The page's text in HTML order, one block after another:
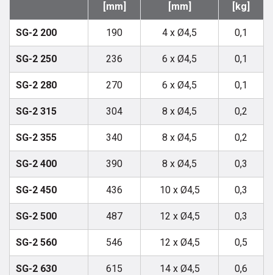
[mm]
[mm]
[kg]
SG-2 200 190 4 x Ø4,5 0,1
SG-2 250 236 6 x Ø4,5 0,1
SG-2 280 270 6 x Ø4,5 0,1
SG-2 315 304 8 x Ø4,5 0,2
SG-2 355 340 8 x Ø4,5 0,2
SG-2 400 390 8 x Ø4,5 0,3
SG-2 450 436 10 x Ø4,5 0,3
SG-2 500 487 12 x Ø4,5 0,3
SG-2 560 546 12 x Ø4,5 0,5
SG-2 630 615 14 x Ø4,5 0,6